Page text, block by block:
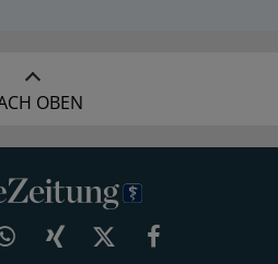
OBEN